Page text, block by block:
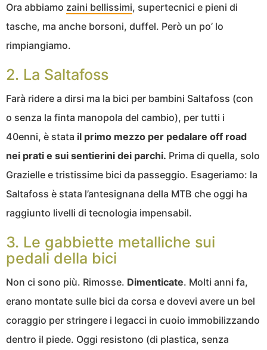
Ora abbiamo zaini bellissimi, supertecnici e pieni di
tasche, ma anche borsoni, duffel. Però un po’ lo
rimpiangiamo.
2. La Saltafoss
Farà ridere a dirsi ma la bici per bambini Saltafoss (con
o senza la finta manopola del cambio), per tutti i
40enni, è stata il primo mezzo per pedalare off road
nei prati e sui sentierini dei parchi. Prima di quella, solo
Grazielle e tristissime bici da passeggio. Esageriamo: la
Saltafoss è stata l’antesignana della MTB che oggi ha
raggiunto livelli di tecnologia impensabil.
3. Le gabbiette metalliche sui
pedali della bici
Non ci sono più. Rimosse. Dimenticate. Molti anni fa,
erano montate sulle bici da corsa e dovevi avere un bel
coraggio per stringere i legacci in cuoio immobilizzando
dentro il piede. Oggi resistono (di plastica, senza